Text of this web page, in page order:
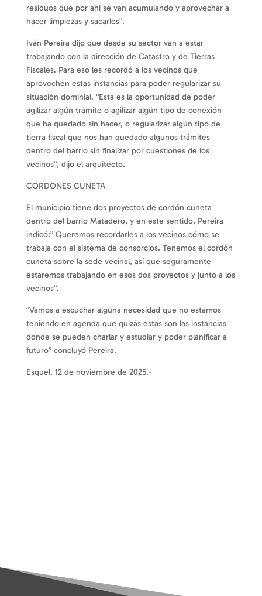
residuos que por ahí se van acumulando y aprovechar a
hacer limpiezas y sacarlos”.
Iván Pereira dijo que desde su sector van a estar
trabajando con la dirección de Catastro y de Tierras
Fiscales. Para eso les recordó a los vecinos que
aprovechen estas instancias para poder regularizar su
situación dominial. “Esta es la oportunidad de poder
agilizar algún trámite o agilizar algún tipo de conexión
que ha quedado sin hacer, o regularizar algún tipo de
tierra fiscal que nos han quedado algunos trámites
dentro del barrio sin finalizar por cuestiones de los
vecinos”, dijo el arquitecto.
CORDONES CUNETA
El municipio tiene dos proyectos de cordón cuneta
dentro del barrio Matadero, y en este sentido, Pereira
indicó:” Queremos recordarles a los vecinos cómo se
trabaja con el sistema de consorcios. Tenemos el cordón
cuneta sobre la sede vecinal, así que seguramente
estaremos trabajando en esos dos proyectos y junto a los
vecinos”.
“Vamos a escuchar alguna necesidad que no estamos
teniendo en agenda que quizás estas son las instancias
donde se pueden charlar y estudiar y poder planificar a
futuro” concluyó Pereira.
Esquel, 12 de noviembre de 2025.-